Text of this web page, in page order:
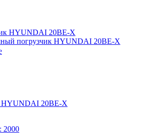
погрузчик HYUNDAI 20BE-X
HYUNDAI 20BE-X
2000